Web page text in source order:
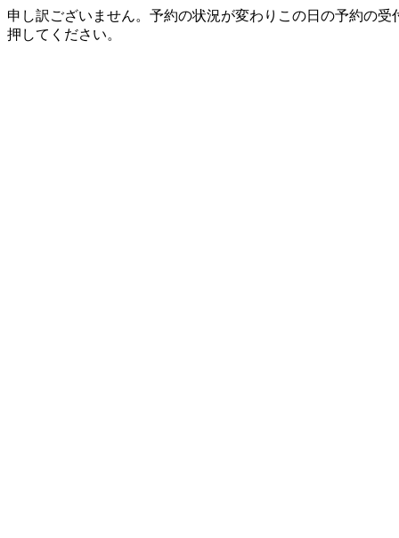
申し訳ございません。予約の状況が変わりこの日の予約の
押してください。